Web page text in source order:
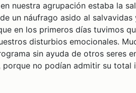
nuestra agrupación estaba la
un náufrago asido al
en los primeros días tuvimos
disturbios emocionales.
sin ayuda de otros seres
no podían admitir su total